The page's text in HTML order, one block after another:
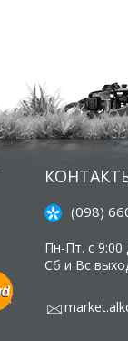
(098)
Пн-Пт. с 9:00
Сб и Вс